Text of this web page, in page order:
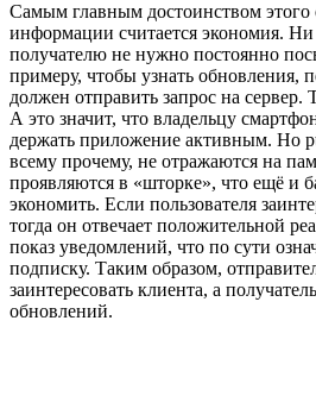
Самым главным достоинством этого
информации считается экономия.
получателю не нужно постоянно
примеру, чтобы узнать обновления,
должен отправить запрос на сервер.
А это значит, что владельцу
держать приложение активным. Но
всему прочему, не отражаются на
проявляются в «шторке», что ещё и
экономить. Если пользователя
тогда он отвечает положительной
показ уведомлений, что по сути
подписку. Таким образом,
заинтересовать клиента, а
обновлений.